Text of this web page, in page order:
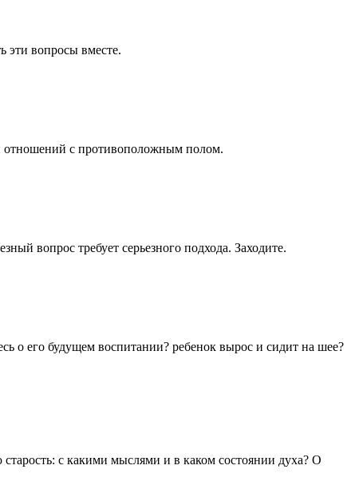
вопросы вместе.
отношений с противоположным полом.
вопрос требует серьезного подхода. Заходите.
о его будущем воспитании? ребенок вырос и сидит на шее?
с какими мыслями и в каком состоянии духа? О